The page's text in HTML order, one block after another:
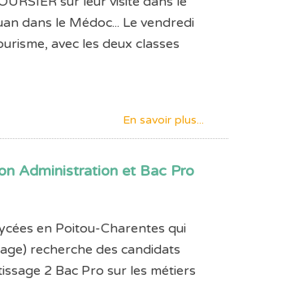
dans le Médoc... Le vendredi
avec les deux classes
En savoir plus...
Administration et Bac Pro
en Poitou-Charentes qui
recherche des candidats
2 Bac Pro sur les métiers